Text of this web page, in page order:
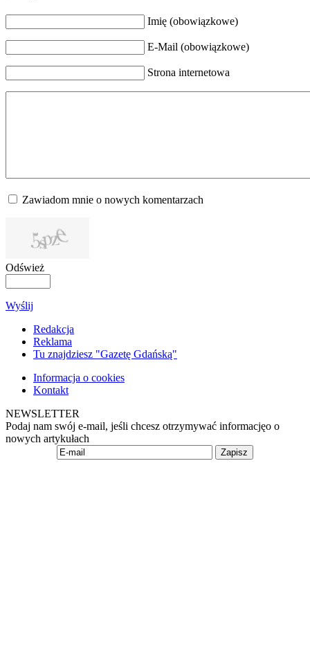
Imię (obowiązkowe)
E-Mail (obowiązkowe)
Strona internetowa
Zawiadom mnie o nowych komentarzach
Odśwież
Wyślij
Redakcja
Reklama
Tu znajdziesz "Gazetę Gdańską"
Informacja o cookies
Kontakt
NEWSLETTER
Podaj nam swój e-mail, jeśli chcesz otrzymywać informacjęo o
nowych artykułach
Zapisz